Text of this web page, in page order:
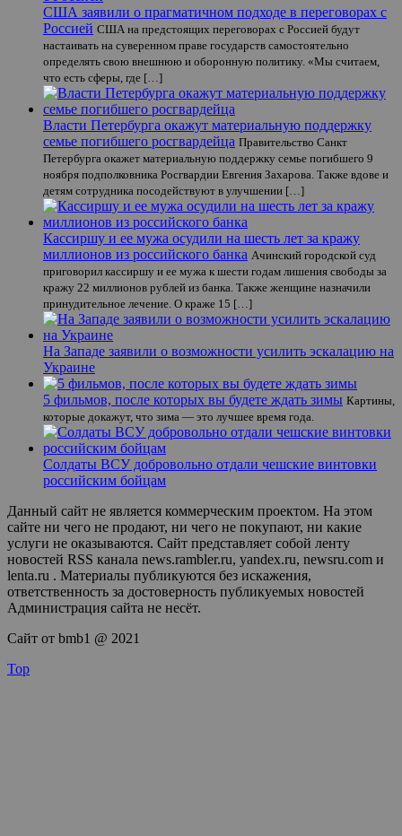
США заявили о прагматичном подходе в переговорах с
Россией США на предстоящих переговорах с Россией будут
настаивать на суверенном праве государств самостоятельно
определять свою внешнюю и оборонную политику. «Мы считаем,
что есть сферы, где […]
Власти Петербурга окажут материальную поддержку
семье погибшего росгвардейца Правительство Санкт
Петербурга окажет материальную поддержку семье погибшего 9
ноября подполковника Росгвардии Евгения Захарова. Также вдове и
детям сотрудника посодействуют в улучшении […]
Кассиршу и ее мужа осудили на шесть лет за кражу
миллионов из российского банка Ачинский городской суд
приговорил кассиршу и ее мужа к шести годам лишения свободы за
кражу 22 миллионов рублей из банка. Также женщине назначили
принудительное лечение. О краже 15 […]
На Западе заявили о возможности усилить эскалацию на
Украине
5 фильмов, после которых вы будете ждать зимы Картины,
которые докажут, что зима — это лучшее время года.
Солдаты ВСУ добровольно отдали чешские винтовки
российским бойцам
Данный сайт не является коммерческим проектом. На этом
сайте ни чего не продают, ни чего не покупают, ни какие
услуги не оказываются. Сайт представляет собой ленту
новостей RSS канала news.rambler.ru, yandex.ru, newsru.com и
lenta.ru . Материалы публикуются без искажения,
ответственность за достоверность публикуемых новостей
Администрация сайта не несёт.
Сайт от bmb1 @ 2021
Top